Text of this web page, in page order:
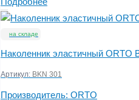
на складе
Наколенник эластичный ORTO
Артикул: BKN 301
Производитель: ORTO